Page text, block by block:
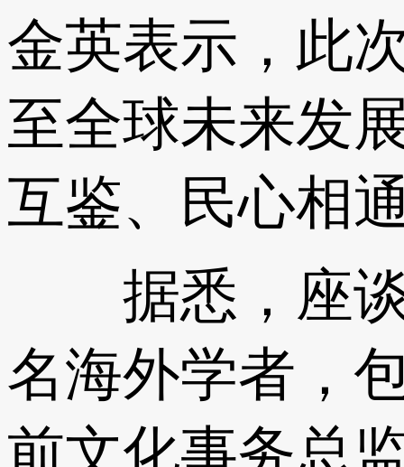
金英表示，此
至全球未来发
互鉴、民心相
据悉，座谈
名海外学者，
前文化事务总